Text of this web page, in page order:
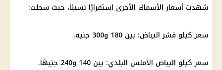
شهدت أسعار الأسماك الأخرى استقرارًا نسبيًا، حيث سجلت:
سعر كيلو قشر البياض: بين 180 و300 جنيه.
سعر كيلو البياض الأملس البلدي: بين 140 و240 جنيهًا.